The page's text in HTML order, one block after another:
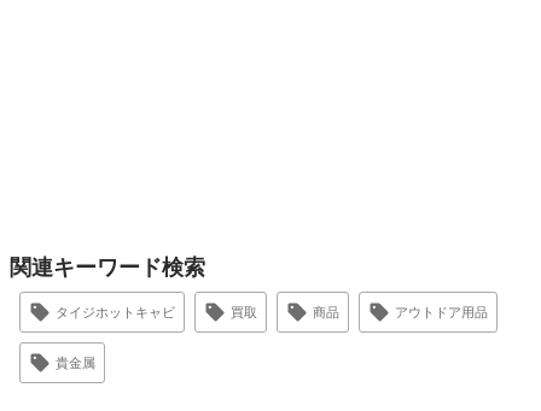
関連キーワード検索
タイジホットキャビ 買取 商品 アウトドア用品
貴金属